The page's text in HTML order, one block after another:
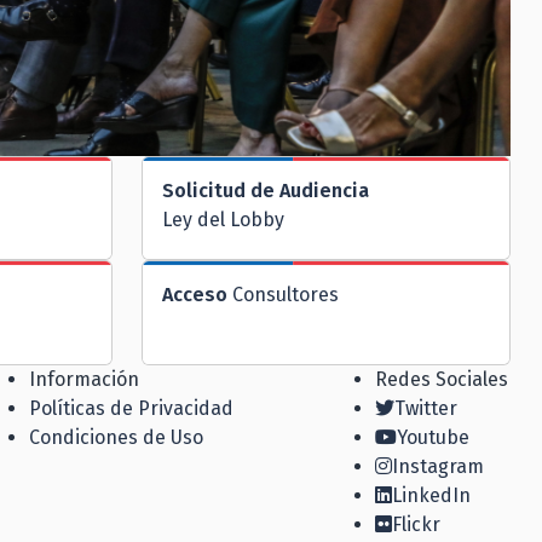
Solicitud de Audiencia
Ley del Lobby
Acceso Consultores
Información
Políticas de Privacidad
Condiciones de Uso
Redes Sociales
Twitter
Youtube
Instagram
LinkedIn
Flickr